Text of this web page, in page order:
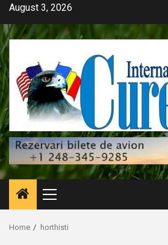
Skip
content
August 3, 2026
Primary
Menu
Home horthisti